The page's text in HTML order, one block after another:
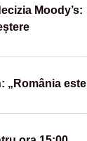
Moody’s:
„România este